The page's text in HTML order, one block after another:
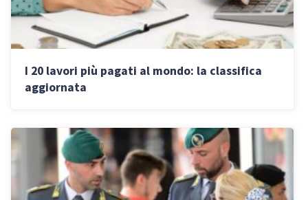
I 20 lavori più pagati al mondo: la classifica
aggiornata